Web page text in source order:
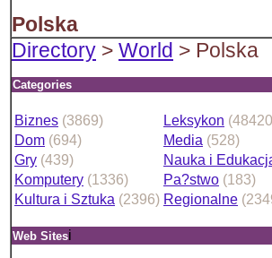
Polska
Directory > World > Polska
Categories
Biznes (3869) Leksykon
Dom (694) Media (528)
Gry (439) Nauka i
Komputery (1336) Pa?stwo (183)
Kultura i Sztuka (2396) Regionalne
Web Sitesi